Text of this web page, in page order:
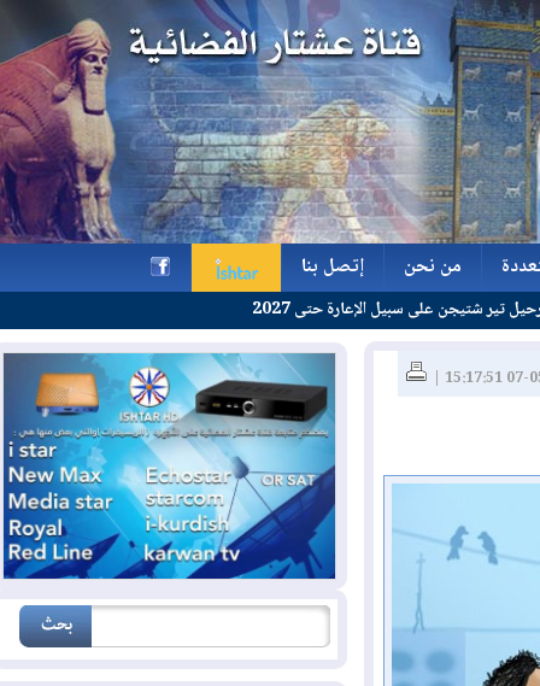
من نحن
من نحن
إتصل بنا
إتصل بناسبيل الإعارة حتى 2027
h